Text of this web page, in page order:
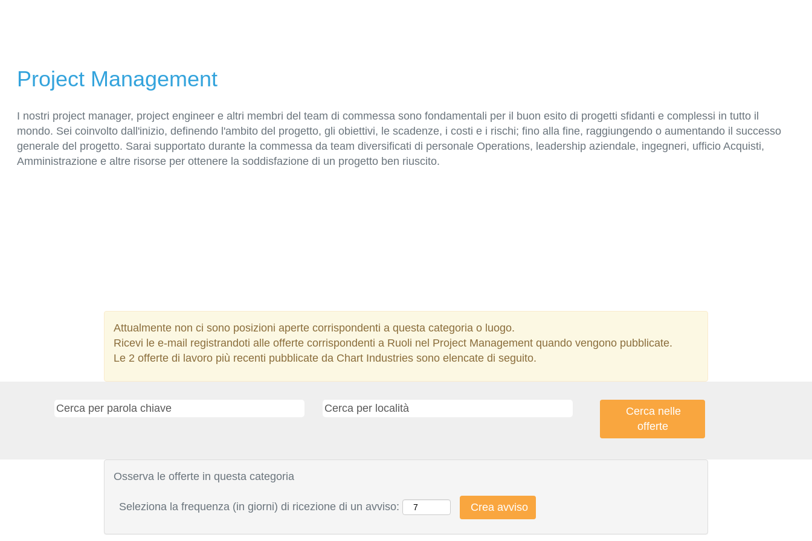
Project Management
I nostri project manager, project engineer e altri membri del team di commessa sono fondamentali per il buon esito di progetti sfidanti e complessi in tutto il
mondo. Sei coinvolto dall'inizio, definendo l'ambito del progetto, gli obiettivi, le scadenze, i costi e i rischi; fino alla fine, raggiungendo o aumentando il successo
generale del progetto. Sarai supportato durante la commessa da team diversificati di personale Operations, leadership aziendale, ingegneri, ufficio Acquisti,
Amministrazione e altre risorse per ottenere la soddisfazione di un progetto ben riuscito.
Attualmente non ci sono posizioni aperte corrispondenti a questa categoria o luogo.
Ricevi le e-mail registrandoti alle offerte corrispondenti a Ruoli nel Project Management quando vengono pubblicate.
Le 2 offerte di lavoro più recenti pubblicate da Chart Industries sono elencate di seguito.
Osserva le offerte in questa categoria
Seleziona la frequenza (in giorni) di ricezione di un avviso: